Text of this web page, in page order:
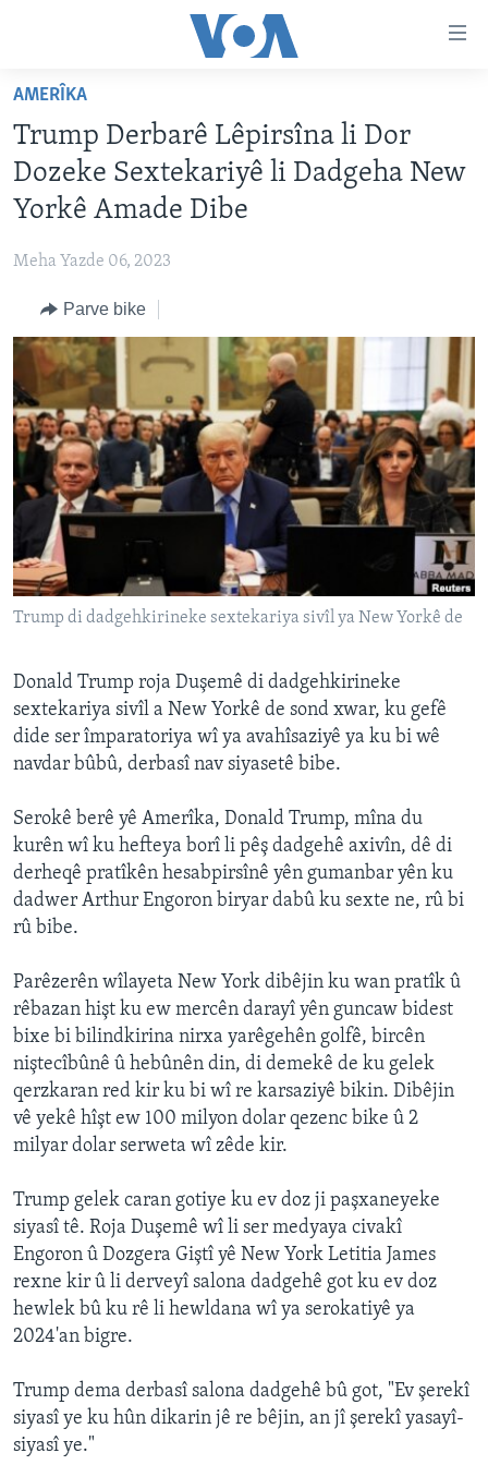
Yekser
naveroka
serekî
Yekser
here
Malpera
Yekser
here
Lêgerînê
VÎDYO GALERÎ
HEVPEYVÎN
HERÊMÊN KURDAN
TIRKÎYE
SÛRÎYE
ÎRAQ
ÎRAN
ROJHILATA NAVÎN
CÎHAN
ÇAND Û HUNER
SERNIVÎS
SORANÎ
FOLLOW US
Zimanên Din
AMERÎKA
Trump Derbarê Lêpirsîna li Dor
Dozeke Sextekariyê li Dadgeha New
Yorkê Amade Dibe
Meha Yazde 06, 2023
Parve bike
Trump di dadgehkirineke sextekariya sivîl ya New Yorkê de
Donald Trump roja Duşemê di dadgehkirineke
sextekariya sivîl a New Yorkê de sond xwar, ku gefê
dide ser împaratoriya wî ya avahîsaziyê ya ku bi wê
navdar bûbû, derbasî nav siyasetê bibe.
Serokê berê yê Amerîka, Donald Trump, mîna du
kurên wî ku hefteya borî li pêş dadgehê axivîn, dê di
derheqê pratîkên hesabpirsînê yên gumanbar yên ku
dadwer Arthur Engoron biryar dabû ku sexte ne, rû bi
rû bibe.
Parêzerên wîlayeta New York dibêjin ku wan pratîk û
rêbazan hişt ku ew mercên darayî yên guncaw bidest
bixe bi bilindkirina nirxa yarêgehên golfê, bircên
niştecîbûnê û hebûnên din, di demekê de ku gelek
qerzkaran red kir ku bi wî re karsaziyê bikin. Dibêjin
vê yekê hîşt ew 100 milyon dolar qezenc bike û 2
milyar dolar serweta wî zêde kir.
Trump gelek caran gotiye ku ev doz ji paşxaneyeke
siyasî tê. Roja Duşemê wî li ser medyaya civakî
Engoron û Dozgera Giştî yê New York Letitia James
rexne kir û li derveyî salona dadgehê got ku ev doz
hewlek bû ku rê li hewldana wî ya serokatiyê ya
2024'an bigre.
Trump dema derbasî salona dadgehê bû got, "Ev şerekî
siyasî ye ku hûn dikarin jê re bêjin, an jî şerekî yasayî-
siyasî ye."